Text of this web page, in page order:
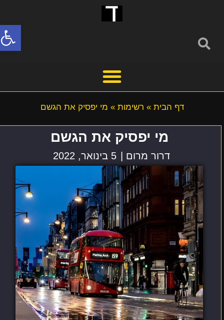
פתח
דף הבית» רשימות» מי יפסיק את הגשם
מי יפסיק את הגשם
דרור מרום | 5 בינואר, 2022